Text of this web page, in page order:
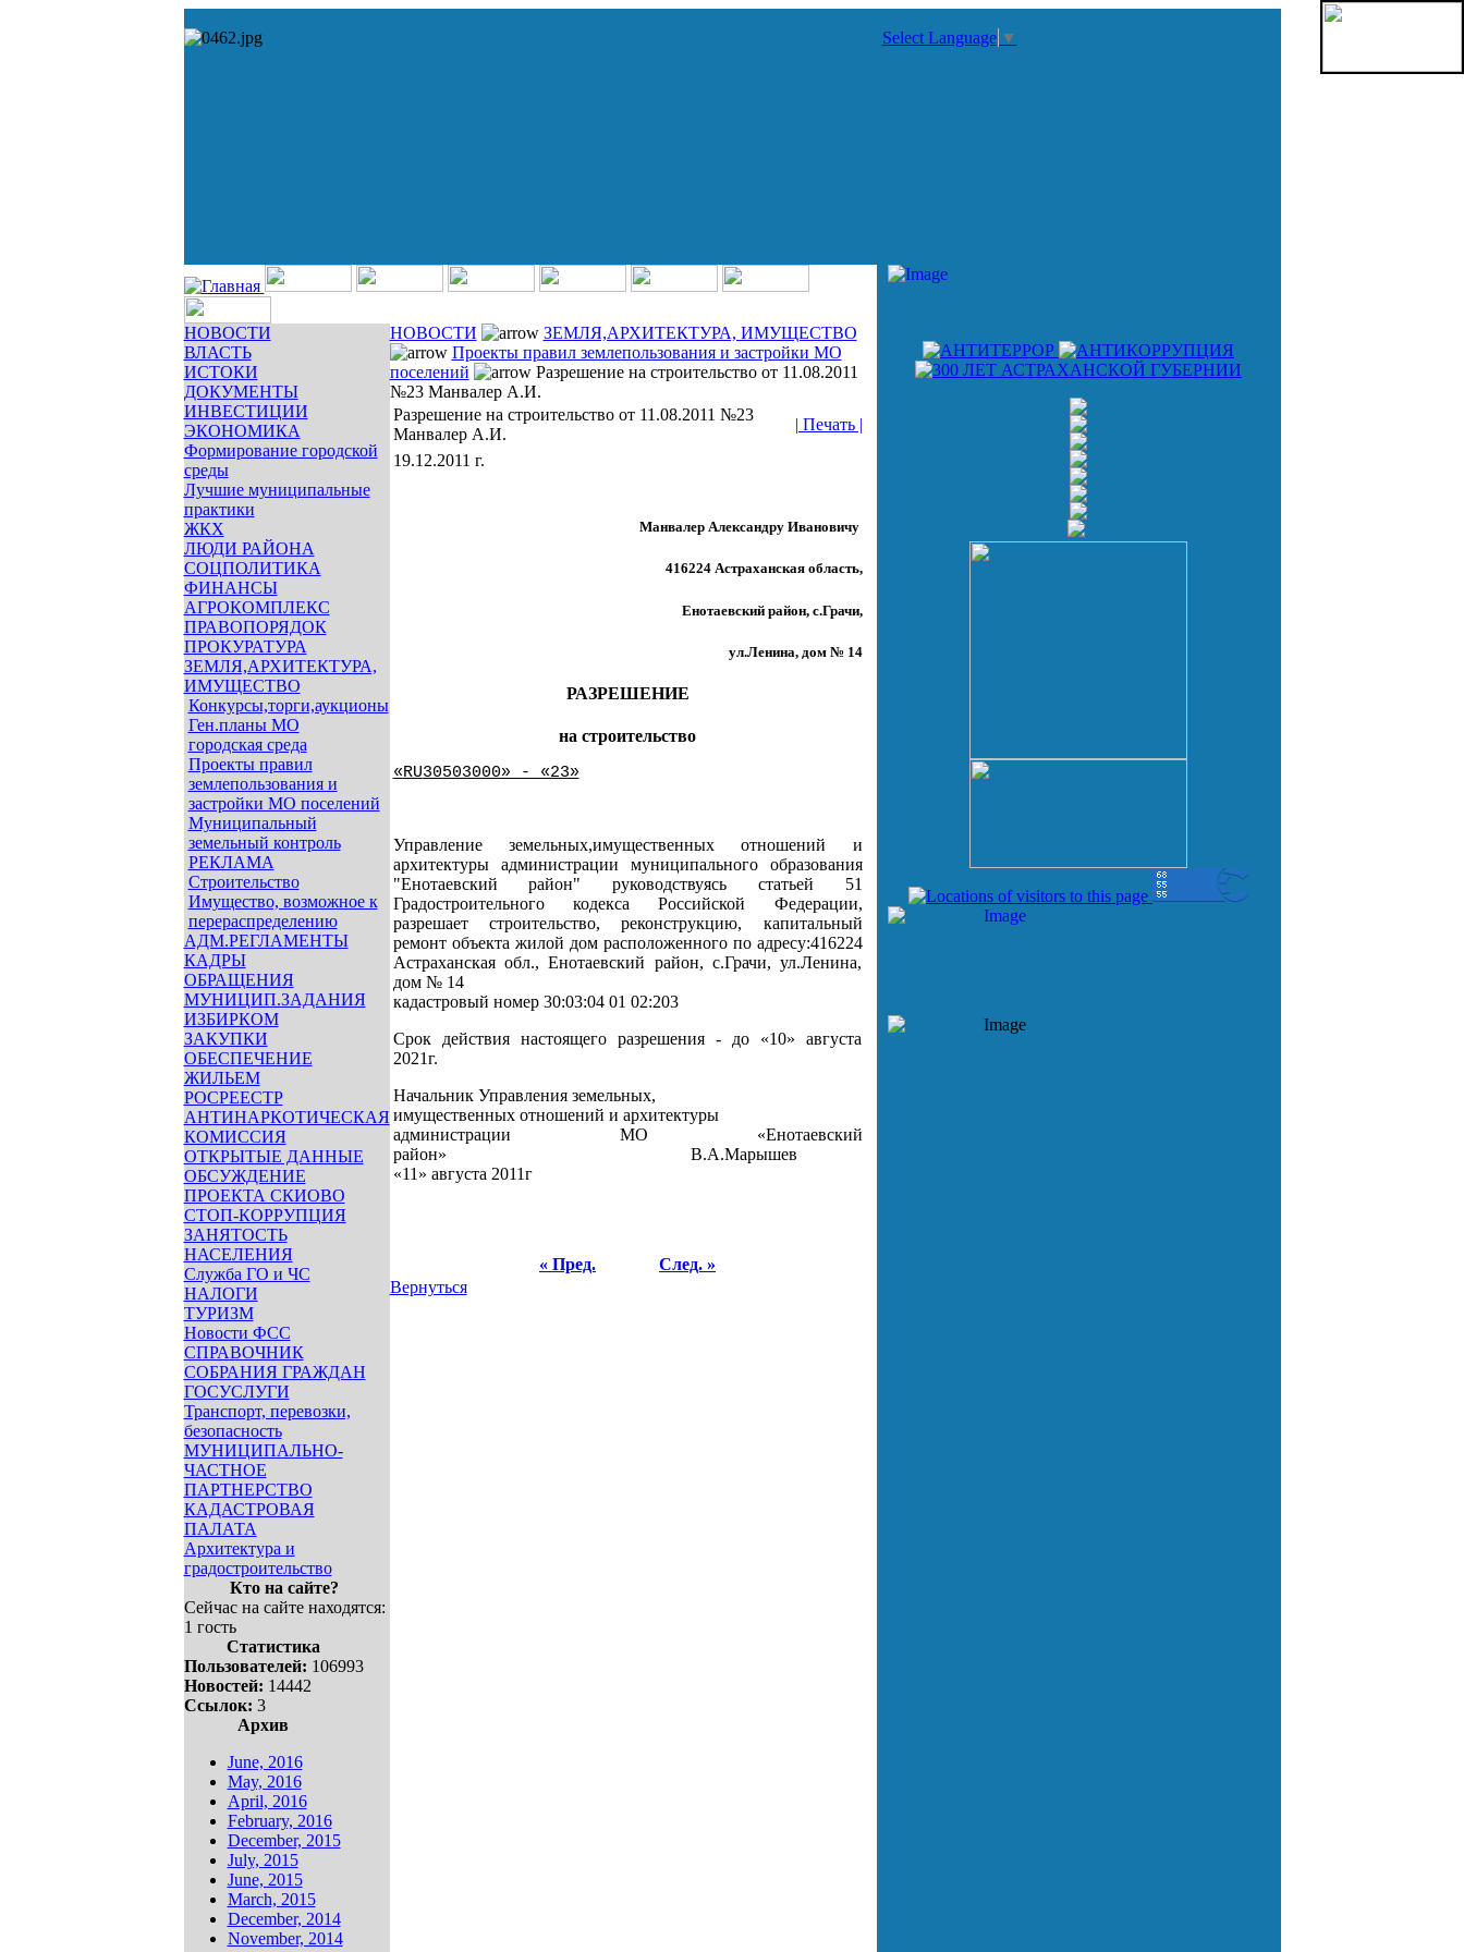
Select Language ▼
НОВОСТИ
ВЛАСТЬ
ИСТОКИ
ДОКУМЕНТЫ
ИНВЕСТИЦИИ
ЭКОНОМИКА
Формирование городской
среды
Лучшие муниципальные
практики
ЖКХ
ЛЮДИ РАЙОНА
СОЦПОЛИТИКА
ФИНАНСЫ
АГРОКОМПЛЕКС
ПРАВОПОРЯДОК
ПРОКУРАТУРА
ЗЕМЛЯ,АРХИТЕКТУРА,
ИМУЩЕСТВО
Конкурсы,торги,аукционы
Ген.планы МО
городская среда
Проекты правил
землепользования и
застройки МО поселений
Муниципальный
земельный контроль
РЕКЛАМА
Строительство
Имущество, возможное к
перераспределению
АДМ.РЕГЛАМЕНТЫ
КАДРЫ
ОБРАЩЕНИЯ
МУНИЦИП.ЗАДАНИЯ
ИЗБИРКОМ
ЗАКУПКИ
ОБЕСПЕЧЕНИЕ
ЖИЛЬЕМ
РОСРЕЕСТР
АНТИНАРКОТИЧЕСКАЯ
КОМИССИЯ
ОТКРЫТЫЕ ДАННЫЕ
ОБСУЖДЕНИЕ
ПРОЕКТА СКИОВО
СТОП-КОРРУПЦИЯ
ЗАНЯТОСТЬ
НАСЕЛЕНИЯ
Служба ГО и ЧС
НАЛОГИ
ТУРИЗМ
Новости ФСС
СПРАВОЧНИК
СОБРАНИЯ ГРАЖДАН
ГОСУСЛУГИ
Транспорт, перевозки,
безопасность
МУНИЦИПАЛЬНО-
ЧАСТНОЕ
ПАРТНЕРСТВО
КАДАСТРОВАЯ
ПАЛАТА
Архитектура и
градостроительство
Кто на сайте?
Сейчас на сайте находятся:
1 гость
Статистика
Пользователей: 106993
Новостей: 14442
Ссылок: 3
Архив
June, 2016
May, 2016
April, 2016
February, 2016
December, 2015
July, 2015
June, 2015
March, 2015
December, 2014
November, 2014
НОВОСТИ
ЗЕМЛЯ,АРХИТЕКТУРА, ИМУЩЕСТВО
Проекты правил землепользования и застройки МО
поселений
Разрешение на строительство от 11.08.2011
№23 Манвалер А.И.
Разрешение на строительство от 11.08.2011 №23
Манвалер А.И.
| Печать |
19.12.2011 г.
Манвалер Александру Ивановичу
416224 Астраханская область,
Енотаевский район, с.Грачи,
ул.Ленина, дом № 14
РАЗРЕШЕНИЕ
на строительство
«RU30503000» - «23»
Управление земельных,имущественных отношений и
архитектуры администрации муниципального образования
"Енотаевский район" руководствуясь статьей 51
Градостроительного кодекса Российской Федерации,
разрешает строительство, реконструкцию, капитальный
ремонт объекта жилой дом расположенного по адресу:416224
Астраханская обл., Енотаевский район, с.Грачи, ул.Ленина,
дом № 14
кадастровый номер 30:03:04 01 02:203
Срок действия настоящего разрешения - до «10» августа
2021г.
Начальник Управления земельных,
имущественных отношений и архитектуры
администрации МО «Енотаевский
район» В.А.Марышев
«11» августа 2011г
« Пред.
След. »
Вернуться